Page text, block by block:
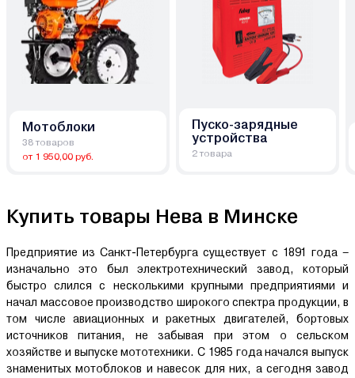
Мотоблоки
38 товаров
от 1 950,00 руб.
Пуско-зарядные
устройства
2 товара
Купить товары Нева в Минске
Предприятие из Санкт-Петербурга существует с 1891 года –
изначально это был электротехнический завод, который
быстро слился с несколькими крупными предприятиями и
начал массовое производство широкого спектра продукции, в
том числе авиационных и ракетных двигателей, бортовых
источников питания, не забывая при этом о сельском
хозяйстве и выпуске мототехники. С 1985 года начался выпуск
знаменитых мотоблоков и навесок для них, а сегодня завод